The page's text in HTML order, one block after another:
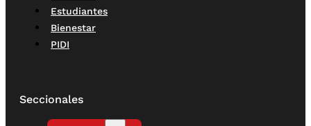
Estudiantes
Bienestar
PIDI
Seccionales